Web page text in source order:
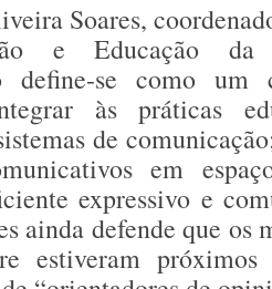
Soares,
e Educação
define-se como um
às práticas
de
em
expressivo e
ainda defende que os
estiveram